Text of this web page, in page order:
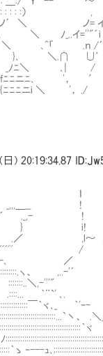
: : : :）
´ ＼ ノ=
ﾉ_..イ
.ｎ /´
.∩ ∪′ /
| / ./ ＜
ﾆ､ '， ′
i ＼ '，
) 20:19:34.87
__ !
''"´ ._,- !
} i!
.／ ,l～
ﾞﾞﾞﾞ / ﾞﾞ
ヘ‐-､
ヽ、 ,..-'´
ｿ :::::::..
.::::... ｀¨`' ､.
￣｀ヾ､_ ｀'ｰ-
丶、 .＼
｀ヾ
ゝ ‐---ｭ､